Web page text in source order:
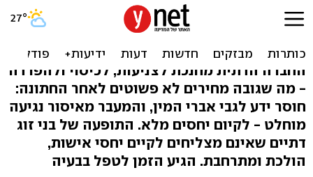
בין קדושה לזונה: חינוך
להדחקת המיניות
החברה הדתית מחנכת לצניעות, לכיסוי ולהפרדה
- מה שגובה מחירים לא פשוטים לאחר החתונה:
חוסר ידע לגבי אברי המין, והמעבר מאיסור נגיעה
מוחלט - לקיום יחסים מלא. התופעה של בני זוג
דתיים שאינם מצליחים לקיים יחסי אישות,
הולכת ומתרחבת. הגיע הזמן לטפל בבעיה